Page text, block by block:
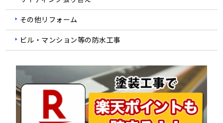
その他リフォーム
ビル・マンション等の防水工事